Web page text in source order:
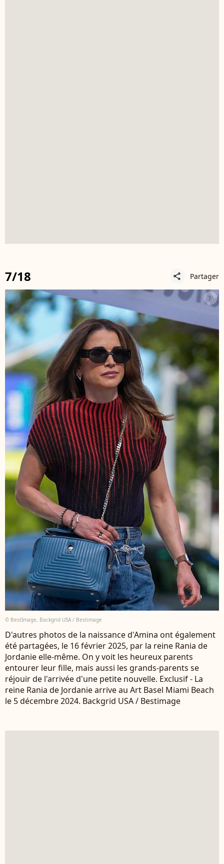
7/18 share Partager
© BestImage, Backgrid USA / Bestimage
D'autres photos de la naissance d'Amina ont également
été partagées, le 16 février 2025, par la reine Rania de
Jordanie elle-même. On y voit les heureux parents
entourer leur fille, mais aussi les grands-parents se
réjouir de l'arrivée d'une petite nouvelle. Exclusif - La
reine Rania de Jordanie arrive au Art Basel Miami Beach
le 5 décembre 2024. Backgrid USA / Bestimage